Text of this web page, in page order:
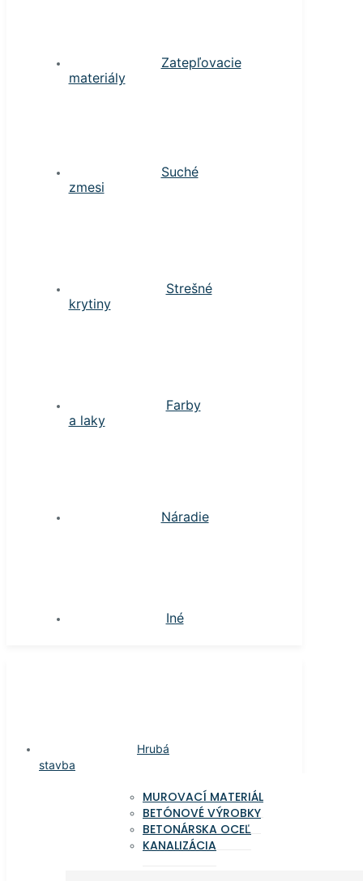
Zatepľovacie
materiály
Suché
zmesi
Strešné
krytiny
Farby
a laky
Náradie
Iné
Hrubá
stavba
MUROVACÍ MATERIÁL
BETÓNOVÉ VÝROBKY
BETONÁRSKA OCEĽ
KANALIZÁCIA